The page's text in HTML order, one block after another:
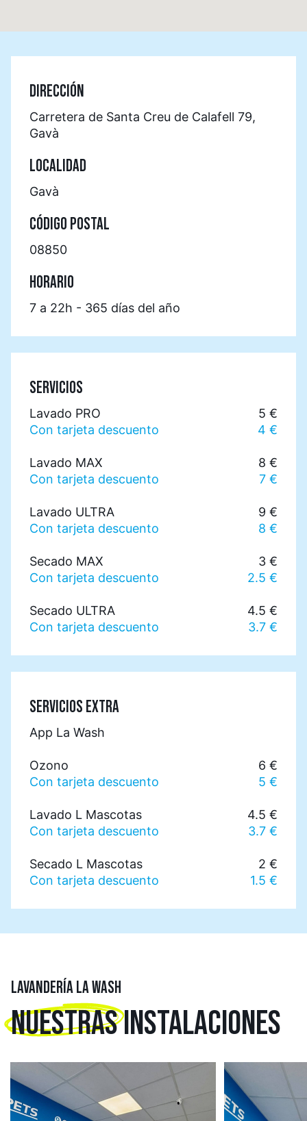
DIRECCIÓN
Carretera de Santa Creu de Calafell 79,
Gavà
LOCALIDAD
Gavà
CÓDIGO POSTAL
08850
HORARIO
7 a 22h - 365 días del año
SERVICIOS
Lavado PRO
5 €
Con tarjeta descuento
4 €
Lavado MAX
8 €
Con tarjeta descuento
7 €
Lavado ULTRA
9 €
Con tarjeta descuento
8 €
Secado MAX
3 €
Con tarjeta descuento
2.5 €
Secado ULTRA
4.5 €
Con tarjeta descuento
3.7 €
SERVICIOS EXTRA
App La Wash
Ozono
6 €
Con tarjeta descuento
5 €
Lavado L Mascotas
4.5 €
Con tarjeta descuento
3.7 €
Secado L Mascotas
2 €
Con tarjeta descuento
1.5 €
LAVANDERÍA LA WASH
NUESTRASINSTALACIONES